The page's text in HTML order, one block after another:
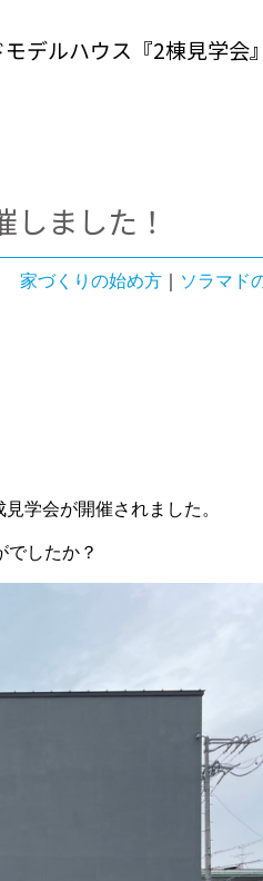
モデルハウス『2棟見学会
ました！
家づくりの始め方 ソラマド
学会が開催されました。
でしたか？